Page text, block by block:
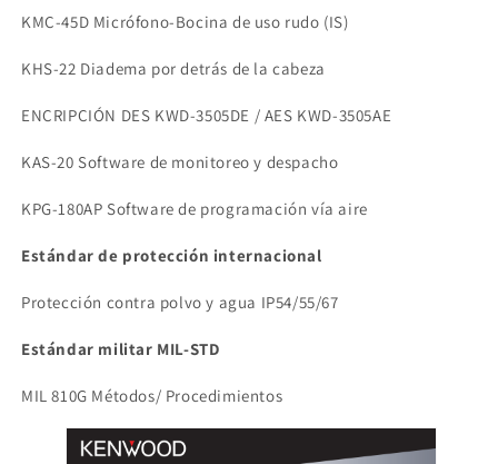
KMC-45D Micrófono-Bocina de uso rudo (IS)
KHS-22 Diadema por detrás de la cabeza
ENCRIPCIÓN DES KWD-3505DE / AES KWD-3505AE
KAS-20 Software de monitoreo y despacho
KPG-180AP Software de programación vía aire
Estándar de protección internacional
Protección contra polvo y agua IP54/55/67
Estándar militar MIL-STD
MIL 810G Métodos/ Procedimientos